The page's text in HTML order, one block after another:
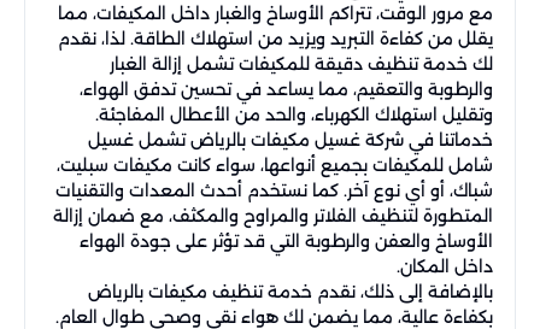
مع مرور الوقت، تتراكم الأوساخ والغبار داخل المكيفات، مما
يقلل من كفاءة التبريد ويزيد من استهلاك الطاقة. لذا، نقدم
لك خدمة تنظيف دقيقة للمكيفات تشمل إزالة الغبار
والرطوبة والتعقيم، مما يساعد في تحسين تدفق الهواء،
وتقليل استهلاك الكهرباء، والحد من الأعطال المفاجئة.
خدماتنا في شركة غسيل مكيفات بالرياض تشمل غسيل
شامل للمكيفات بجميع أنواعها، سواء كانت مكيفات سبليت،
شباك، أو أي نوع آخر. كما نستخدم أحدث المعدات والتقنيات
المتطورة لتنظيف الفلاتر والمراوح والمكثف، مع ضمان إزالة
الأوساخ والعفن والرطوبة التي قد تؤثر على جودة الهواء
داخل المكان.
بالإضافة إلى ذلك، نقدم خدمة تنظيف مكيفات بالرياض
بكفاءة عالية، مما يضمن لك هواء نقي وصحي طوال العام.